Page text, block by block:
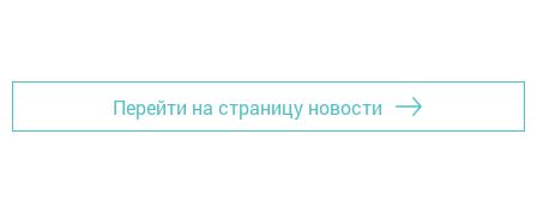
Перейти на страницу новости